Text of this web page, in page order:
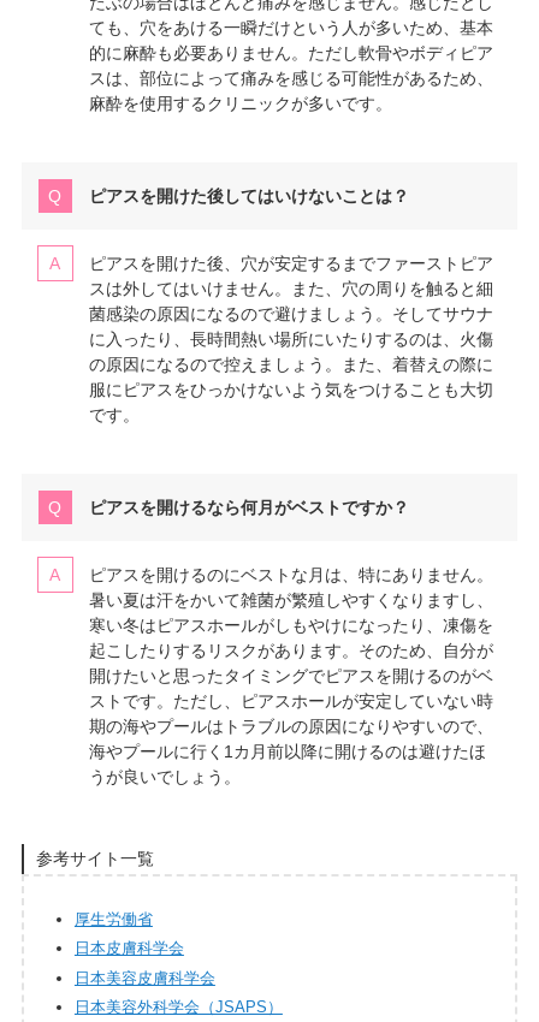
ても、穴をあける一瞬だけという人が多いため、基本
的に麻酔も必要ありません。ただし軟骨やボディピア
スは、部位によって痛みを感じる可能性があるため、
麻酔を使用するクリニックが多いです。
ピアスを開けた後してはいけないことは？
ピアスを開けた後、穴が安定するまでファーストピア
スは外してはいけません。また、穴の周りを触ると細
菌感染の原因になるので避けましょう。そしてサウナ
に入ったり、長時間熱い場所にいたりするのは、火傷
の原因になるので控えましょう。また、着替えの際に
服にピアスをひっかけないよう気をつけることも大切
です。
ピアスを開けるなら何月がベストですか？
ピアスを開けるのにベストな月は、特にありません。
暑い夏は汗をかいて雑菌が繁殖しやすくなりますし、
寒い冬はピアスホールがしもやけになったり、凍傷を
起こしたりするリスクがあります。そのため、自分が
開けたいと思ったタイミングでピアスを開けるのがベ
ストです。ただし、ピアスホールが安定していない時
期の海やプールはトラブルの原因になりやすいので、
海やプールに行く1カ月前以降に開けるのは避けたほ
うが良いでしょう。
参考サイト一覧
厚生労働省
日本皮膚科学会
日本美容皮膚科学会
日本美容外科学会（JSAPS）